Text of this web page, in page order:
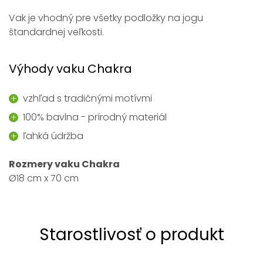
Vak je vhodný pre všetky podložky na jogu
štandardnej veľkosti.
Výhody vaku Chakra
vzhľad s tradičnými motívmi
100% bavlna - prírodný materiál
ľahká údržba
Rozmery vaku Chakra
Ø18 cm x 70 cm
Starostlivosť o produkt